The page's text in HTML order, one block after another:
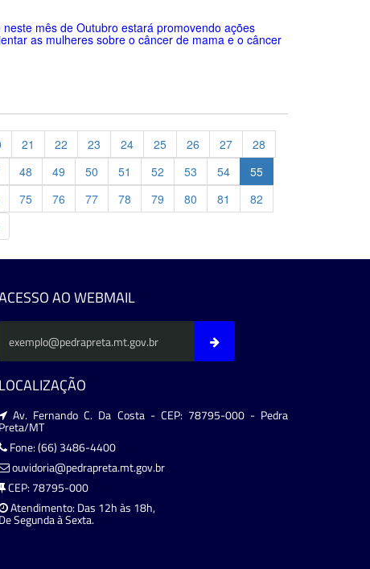
mês de Outubro estará promovendo ações
as mulheres sobre o câncer de mama e o câncer
21 22 23 24 25 26 27
28
48 49 50 51 52 53 54
55
75 76 77 78 79 80 81
82
AO WEBMAIL
LOCALIZAÇÃO
Av. Fernando C. Da Costa - CEP: 78795-000 - Pedra
Preta/MT
Fone: (66) 3486-4400
ouvidoria@pedrapreta.mt.gov.br
CEP: 78795-000
Atendimento: Das 12h às 18h,
De Segunda à Sexta.